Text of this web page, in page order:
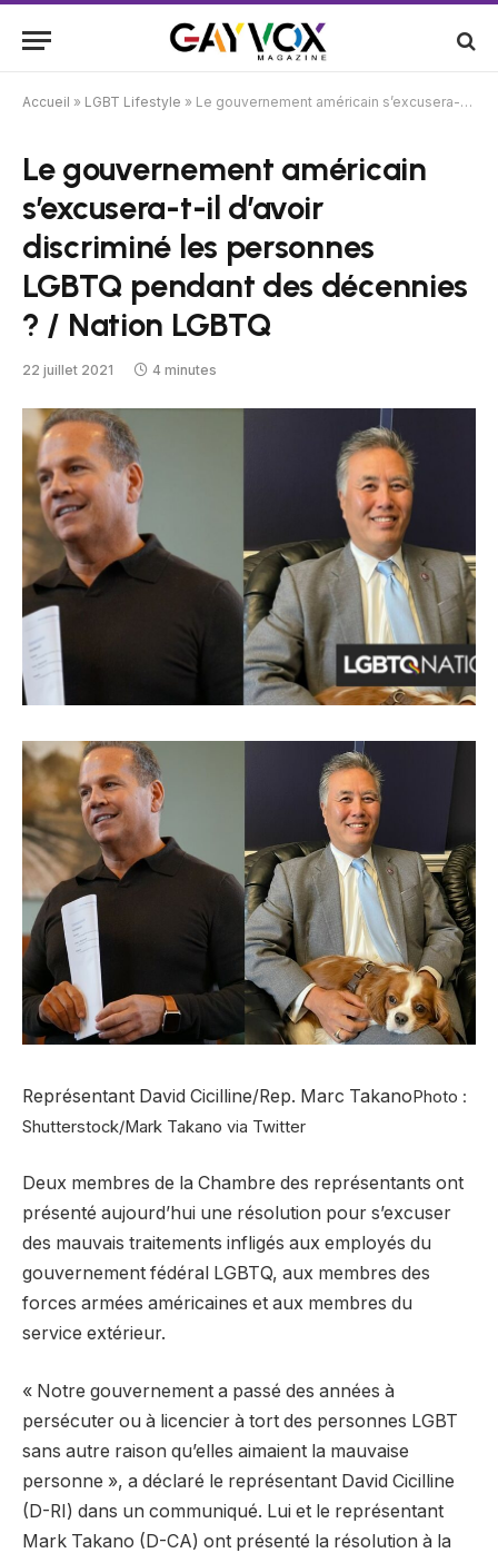
Accueil » LGBT Lifestyle » Le gouvernement américain s’excusera-t-il d’avoir discriminé les personnes LGBTQ pendant des décennies ? / Nation LGBTQ
Le gouvernement américain
s’excusera-t-il d’avoir
discriminé les personnes
LGBTQ pendant des décennies
? / Nation LGBTQ
22 juillet 2021 4 minutes
Représentant David Cicilline/Rep. Marc TakanoPhoto :
Shutterstock/Mark Takano via Twitter
Deux membres de la Chambre des représentants ont
présenté aujourd’hui une résolution pour s’excuser
des mauvais traitements infligés aux employés du
gouvernement fédéral LGBTQ, aux membres des
forces armées américaines et aux membres du
service extérieur.
« Notre gouvernement a passé des années à
persécuter ou à licencier à tort des personnes LGBT
sans autre raison qu’elles aimaient la mauvaise
personne », a déclaré le représentant David Cicilline
(D-RI) dans un communiqué. Lui et le représentant
Mark Takano (D-CA) ont présenté la résolution à la